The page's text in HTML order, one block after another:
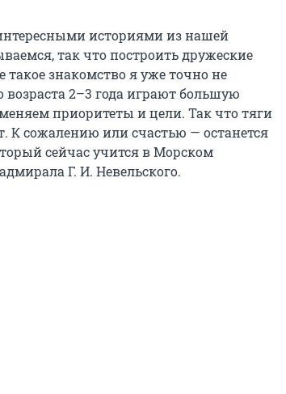
историями из нашей
так что построить дружеские
знакомство я уже точно не
2–3 года играют большую
приоритеты и цели. Так что тяги
К сожалению или счастью — останется
сейчас учится в Морском
Г. И. Невельского.